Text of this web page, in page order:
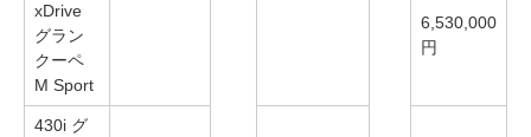
xDrive
グラン
クーペ
M Sport
6,530,000
円
430i グ